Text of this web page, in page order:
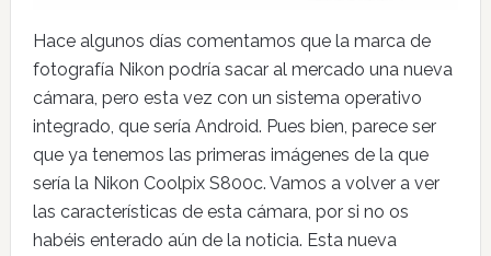
Hace algunos días comentamos que la marca de
fotografía Nikon podría sacar al mercado una nueva
cámara, pero esta vez con un sistema operativo
integrado, que sería Android. Pues bien, parece ser
que ya tenemos las primeras imágenes de la que
sería la Nikon Coolpix S800c. Vamos a volver a ver
las características de esta cámara, por si no os
habéis enterado aún de la noticia. Esta nueva